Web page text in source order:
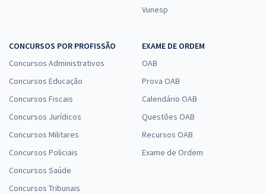
Vunesp
CONCURSOS POR PROFISSÃO
Concursos Administrativos
Concursos Educação
Concursos Fiscais
Concursos Jurídicos
Concursos Militares
Concursos Policiais
Concursos Saúde
Concursos Tribunais
EXAME DE ORDEM
OAB
Prova OAB
Calendário OAB
Questões OAB
Recursos OAB
Exame de Ordem